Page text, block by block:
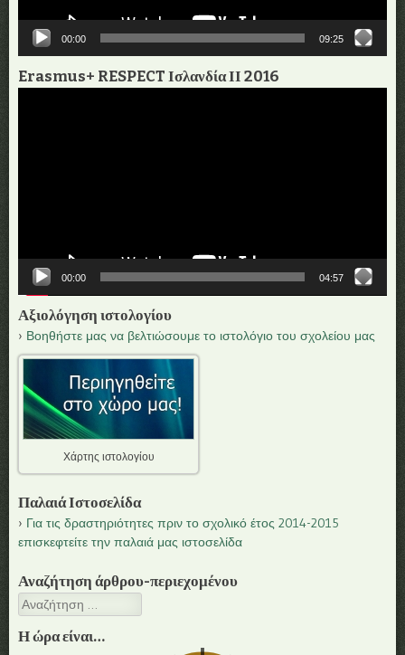
00:00 09:25
Erasmus+ RESPECT Ισλανδία ΙΙ 2016
00:00 04:57
Αξιολόγηση ιστολογίου
Βοηθήστε μας να βελτιώσουμε το ιστολόγιο του σχολείου μας
Χάρτης ιστολογίου
Παλαιά Ιστοσελίδα
Για τις δραστηριότητες πριν το σχολικό έτος 2014-2015
επισκεφτείτε την παλαιά μας ιστοσελίδα
Αναζήτηση άρθρου-περιεχομένου
Αναζήτηση
Η ώρα είναι…